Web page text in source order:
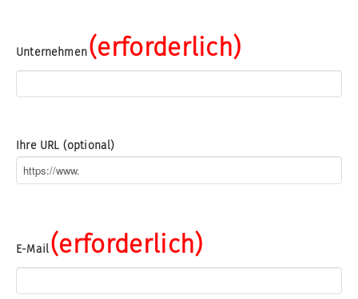
Unternehmen(erforderlich)
Ihre URL (optional)
E-Mail(erforderlich)